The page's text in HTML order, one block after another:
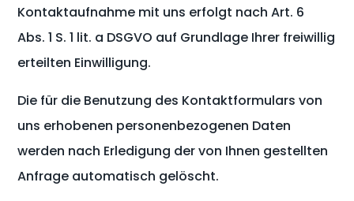
Kontaktaufnahme mit uns erfolgt nach Art. 6
Abs. 1 S. 1 lit. a DSGVO auf Grundlage Ihrer freiwillig
erteilten Einwilligung.
Die für die Benutzung des Kontaktformulars von
uns erhobenen personenbezogenen Daten
werden nach Erledigung der von Ihnen gestellten
Anfrage automatisch gelöscht.